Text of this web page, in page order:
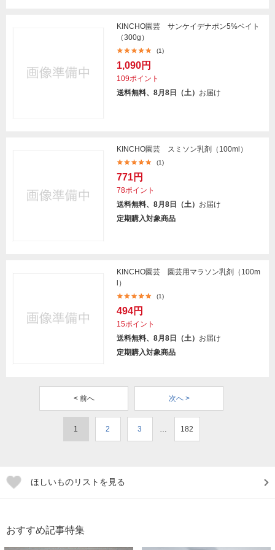
KINCHO園芸 サンケイデナポン5%ベイト
（300g）
(1)
1,090円
109ポイント
送料無料、8月8日（土） お届け
KINCHO園芸 スミソン乳剤（100ml）
(1)
771円
78ポイント
送料無料、8月8日（土） お届け
定期購入対象商品
KINCHO園芸 園芸用マラソン乳剤（100m
l）
(1)
494円
15ポイント
送料無料、8月8日（土） お届け
定期購入対象商品
< 前へ 次へ >
1 2 3 … 182
ほしいものリストを見る
おすすめ記事特集